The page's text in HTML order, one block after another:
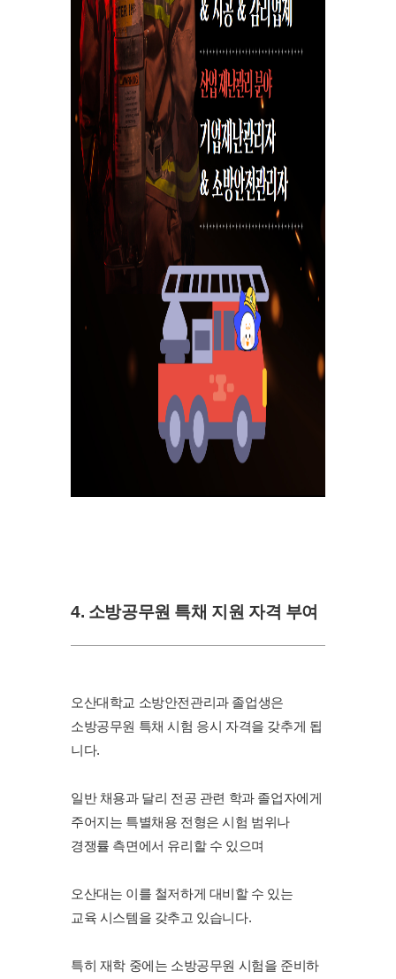
4. 소방공무원 특채 지원 자격 부여
오산대학교 소방안전관리과 졸업생은
소방공무원 특채 시험 응시 자격을 갖추게 됩
니다.
일반 채용과 달리 전공 관련 학과 졸업자에게
주어지는 특별채용 전형은 시험 범위나
경쟁률 측면에서 유리할 수 있으며
오산대는 이를 철저하게 대비할 수 있는
교육 시스템을 갖추고 있습니다.
특히 재학 중에는 소방공무원 시험을 준비하